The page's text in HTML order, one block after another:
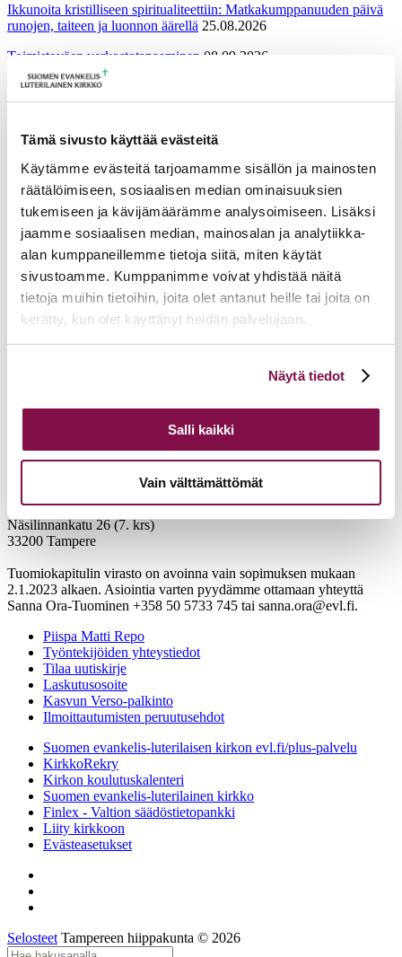
Tämä sivusto käyttää evästeitä
Käytämme evästeitä tarjoamamme sisällön ja mainosten
räätälöimiseen, sosiaalisen median ominaisuuksien
tukemiseen ja kävijämäärämme analysoimiseen. Lisäksi
jaamme sosiaalisen median, mainosalan ja analytiikka-
alan kumppaneillemme tietoja siitä, miten käytät
sivustoamme. Kumppanimme voivat yhdistää näitä
tietoja muihin tietoihin, joita olet antanut heille tai joita on
kerätty, kun olet käyttänyt heidän palvelujaan.
linkistä.
Näytä tiedot
Salli kaikki
Vain välttämättömät
Ikkunoita kristilliseen spiritualiteettiin: Matkakumppanuuden päivä
runojen, taiteen ja luonnon äärellä 25.08.2026
Toimistoväen verkostotapaaminen 08.09.2026
Takaisin tapahtumiin
Tampereen hiippakunnan tuomiokapituli
Näsilinnankatu 26 (7. krs)
33200 Tampere
Tuomiokapitulin virasto on avoinna vain sopimuksen mukaan
2.1.2023 alkaen. Asiointia varten pyydämme ottamaan yhteyttä
Sanna Ora-Tuominen +358 50 5733 745 tai sanna.ora@evl.fi.
Piispa Matti Repo
Työntekijöiden yhteystiedot
Tilaa uutiskirje
Laskutusosoite
Kasvun Verso-palkinto
Ilmoittautumisten peruutusehdot
Suomen evankelis-luterilaisen kirkon evl.fi/plus-palvelu
KirkkoRekry
Kirkon koulutuskalenteri
Suomen evankelis-luterilainen kirkko
Finlex - Valtion säädöstietopankki
Liity kirkkoon
Evästeasetukset
Selosteet Tampereen hiippakunta © 2026